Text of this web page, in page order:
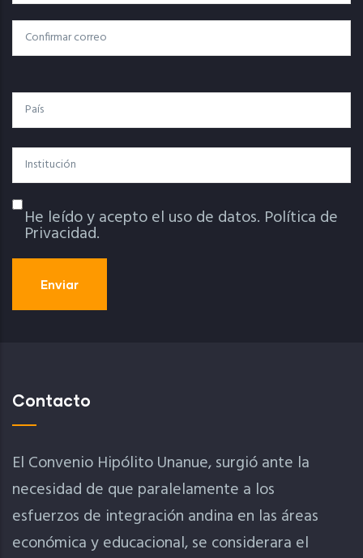
Electrónico
Confirmar Correo
País
Institución
Política De Privacidad
He leído y acepto el uso de datos. Política de
Privacidad.
Contacto
El Convenio Hipólito Unanue, surgió ante la
necesidad de que paralelamente a los
esfuerzos de integración andina en las áreas
económica y educacional, se considerara el